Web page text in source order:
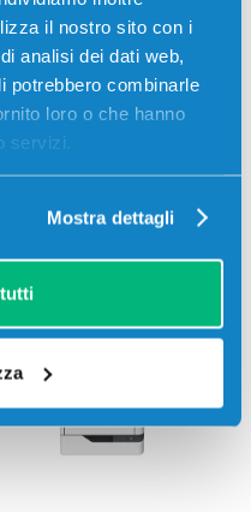
il nostro sito con i
analisi dei dati web,
potrebbero combinarle
loro o che hanno
servizi.
Mostra dettagli
LexmarkMS823N